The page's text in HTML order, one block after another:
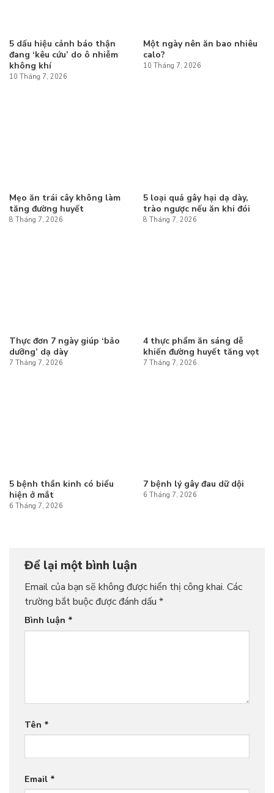
5 dấu hiệu cảnh báo thận
đang ‘kêu cứu’ do ô nhiễm
không khí
10 Tháng 7, 2026
Một ngày nên ăn bao nhiêu
calo?
10 Tháng 7, 2026
Mẹo ăn trái cây không làm
tăng đường huyết
8 Tháng 7, 2026
5 loại quả gây hại dạ dày,
trào ngược nếu ăn khi đói
8 Tháng 7, 2026
Thực đơn 7 ngày giúp ‘bảo
dưỡng’ dạ dày
7 Tháng 7, 2026
4 thực phẩm ăn sáng dễ
khiến đường huyết tăng vọt
7 Tháng 7, 2026
5 bệnh thần kinh có biểu
hiện ở mắt
6 Tháng 7, 2026
7 bệnh lý gây đau dữ dội
6 Tháng 7, 2026
Để lại một bình luận
Email của bạn sẽ không được hiển thị công khai. Các
trường bắt buộc được đánh dấu *
Bình luận *
Tên *
Email *